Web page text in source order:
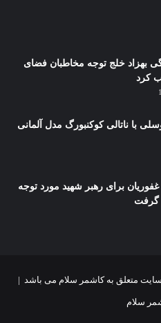
بهزاد خلج توجه مخاطبان فضای
کرد
با ناتالی کوکنبورگ مدل آلمانی
برای رهبر شهید مورد توجه
گرفت
سلام